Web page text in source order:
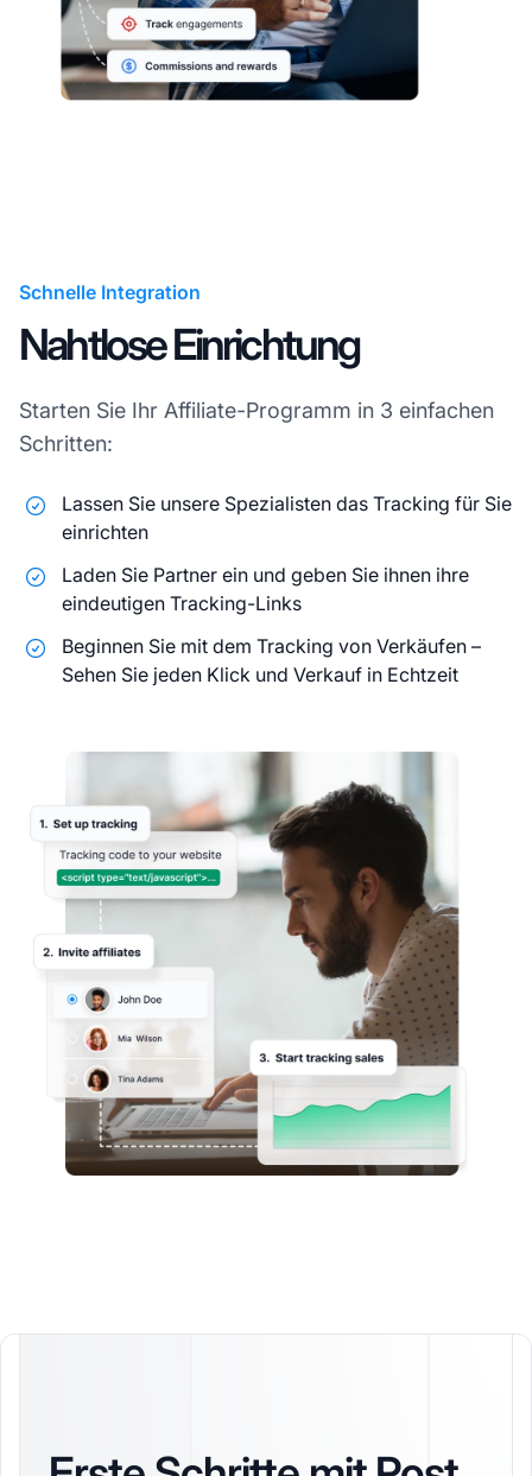
Schnelle Integration
Nahtlose Einrichtung
Starten Sie Ihr Affiliate-Programm in 3 einfachen
Schritten:
Lassen Sie unsere Spezialisten das Tracking für Sie
einrichten
Laden Sie Partner ein und geben Sie ihnen ihre
eindeutigen Tracking-Links
Beginnen Sie mit dem Tracking von Verkäufen –
Sehen Sie jeden Klick und Verkauf in Echtzeit